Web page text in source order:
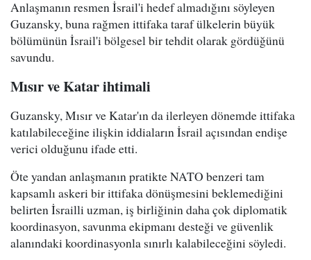
Anlaşmanın resmen İsrail'i hedef almadığını söyleyen
Guzansky, buna rağmen ittifaka taraf ülkelerin büyük
bölümünün İsrail'i bölgesel bir tehdit olarak gördüğünü
savundu.
Mısır ve Katar ihtimali
Guzansky, Mısır ve Katar'ın da ilerleyen dönemde ittifaka
katılabileceğine ilişkin iddiaların İsrail açısından endişe
verici olduğunu ifade etti.
Öte yandan anlaşmanın pratikte NATO benzeri tam
kapsamlı askeri bir ittifaka dönüşmesini beklemediğini
belirten İsrailli uzman, iş birliğinin daha çok diplomatik
koordinasyon, savunma ekipmanı desteği ve güvenlik
alanındaki koordinasyonla sınırlı kalabileceğini söyledi.